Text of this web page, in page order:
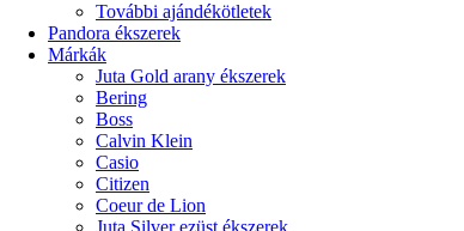
További ajándékötletek
Pandora ékszerek
Márkák
Juta Gold arany ékszerek
Bering
Boss
Calvin Klein
Casio
Citizen
Coeur de Lion
Juta Silver ezüst ékszerek